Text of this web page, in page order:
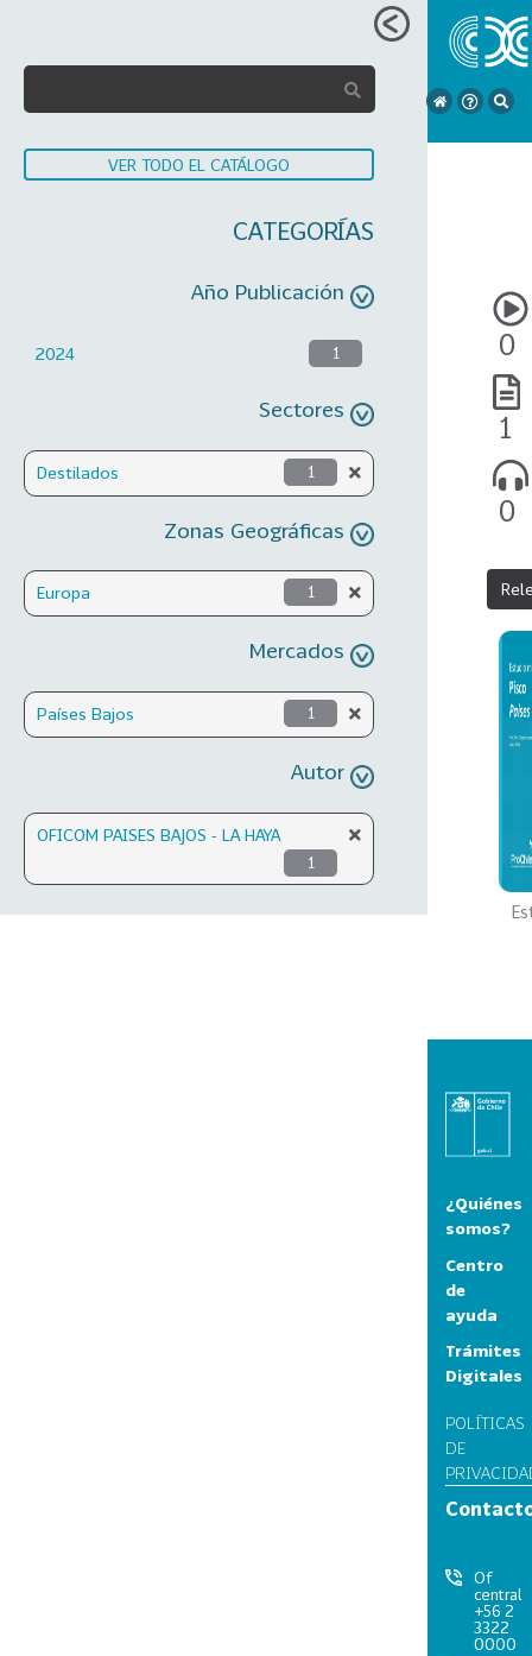
VER TODO EL CATÁLOGO
CATEGORÍAS
Año Publicación
2024 1
Sectores
Destilados 1
Zonas Geográficas
Europa 1
Mercados
Países Bajos 1
Autor
OFICOM PAISES BAJOS - LA HAYA
1
0
1
0
¿Quiénes
somos?
Centro
de
ayuda
Trámites
Digitales
POLÍTICAS
DE
Of
central
+56 2
3322
0000